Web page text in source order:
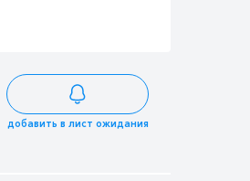
264 708
176 472
добавить в лист ожидания